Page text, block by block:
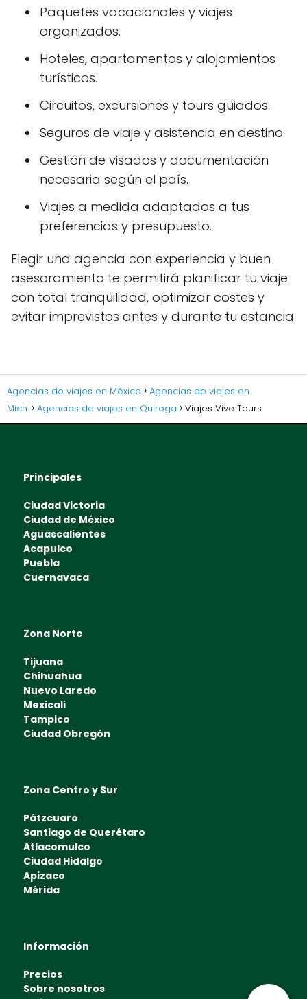
Paquetes vacacionales y viajes
organizados.
Hoteles, apartamentos y alojamientos
turísticos.
Circuitos, excursiones y tours guiados.
Seguros de viaje y asistencia en destino.
Gestión de visados y documentación
necesaria según el país.
Viajes a medida adaptados a tus
preferencias y presupuesto.
Elegir una agencia con experiencia y buen
asesoramiento te permitirá planificar tu viaje
con total tranquilidad, optimizar costes y
evitar imprevistos antes y durante tu estancia.
Agencias de viajes en México
Agencias de viajes en
Mich.
Agencias de viajes en Quiroga Viajes Vive Tours
Principales
Ciudad Victoria
Ciudad de México
Aguascalientes
Acapulco
Puebla
Cuernavaca
Zona Norte
Tijuana
Chihuahua
Nuevo Laredo
Mexicali
Tampico
Ciudad Obregón
Zona Centro y Sur
Pátzcuaro
Santiago de Querétaro
Atlacomulco
Ciudad Hidalgo
Apizaco
Mérida
Información
Precios
Sobre nosotros